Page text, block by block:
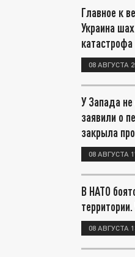
Главное к
Украина
катастрофа
08 АВГУСТА
У Запада
заявили о
закрыла
08 АВГУСТА
В НАТО
08 АВГУСТА